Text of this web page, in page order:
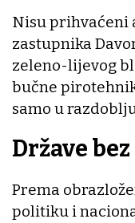
Nisu prihvaćeni
zastupnika
zeleno-lijevog
bučne
samo u
Države
Prema
politiku i